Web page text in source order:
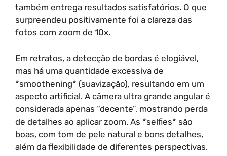
também entrega resultados satisfatórios. O que
surpreendeu positivamente foi a clareza das
fotos com zoom de 10x.
Em retratos, a detecção de bordas é elogiável,
mas há uma quantidade excessiva de
*smoothening* (suavização), resultando em um
aspecto artificial. A câmera ultra grande angular é
considerada apenas “decente”, mostrando perda
de detalhes ao aplicar zoom. As *selfies* são
boas, com tom de pele natural e bons detalhes,
além da flexibilidade de diferentes perspectivas.